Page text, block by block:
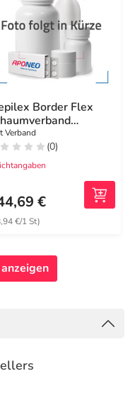
Border Flex
cm oval
Verband
(0)
€
€/1 St)